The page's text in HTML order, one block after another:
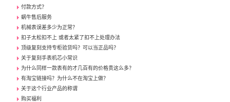
付款方式？
蜗牛售后服务
机械表误差多少为正常？
扣子太松扣不上 或者太紧了扣不上处理办法
顶级复刻支持专柜验货吗？可以当正品吗？
关于复刻手表机芯小常识
为什么同样一款表有的才几百有的价格贵这么多？
有淘宝链接吗？为什么不在淘宝上做？
关于这个行业产品的称谓
购买福利